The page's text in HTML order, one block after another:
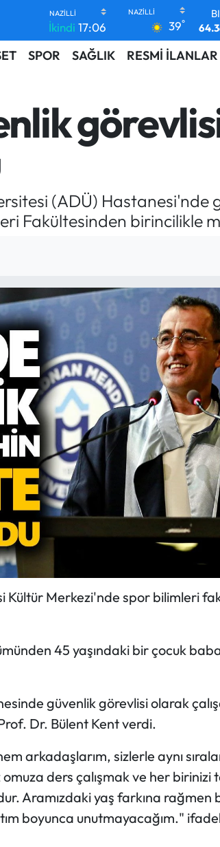
İkindi 17:06 39°
SPOR SAĞLIK RESMİ İLANLAR
(ADÜ) Hastanesi'nde
Fakültesinden birincilikle
Kültür Merkezi'nde spor bilimleri
45 yaşındaki bir çocuk
güvenlik görevlisi olarak
Dr. Bülent Kent verdi.
arkadaşlarım, sizlerle aynı
ders çalışmak ve her birinizi
Aramızdaki yaş farkına rağmen
boyunca unutmayacağım."